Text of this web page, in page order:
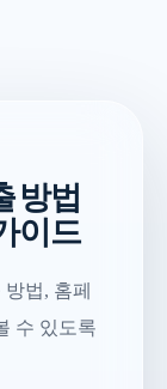
방법
이드
법, 홈페
수 있도록